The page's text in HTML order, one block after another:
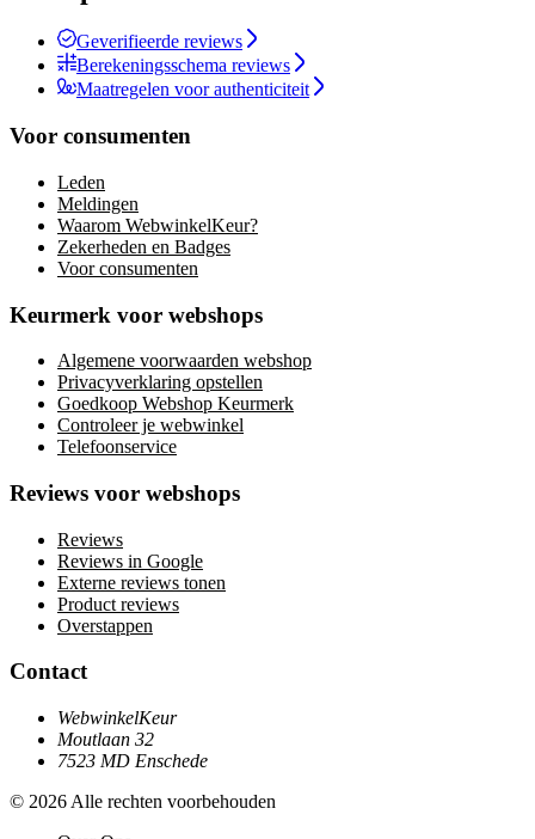
Geverifieerde reviews
Berekeningsschema reviews
Maatregelen voor authenticiteit
Voor consumenten
Leden
Meldingen
Waarom WebwinkelKeur?
Zekerheden en Badges
Voor consumenten
Keurmerk voor webshops
Algemene voorwaarden webshop
Privacyverklaring opstellen
Goedkoop Webshop Keurmerk
Controleer je webwinkel
Telefoonservice
Reviews voor webshops
Reviews
Reviews in Google
Externe reviews tonen
Product reviews
Overstappen
Contact
WebwinkelKeur
Moutlaan 32
7523 MD Enschede
© 2026 Alle rechten voorbehouden